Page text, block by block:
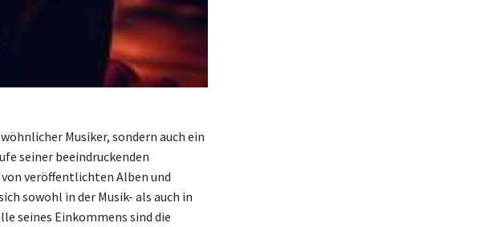
Musiker, sondern auch ein
seiner beeindruckenden
veröffentlichten Alben und
sowohl in der Musik- als auch in
seines Einkommens sind die